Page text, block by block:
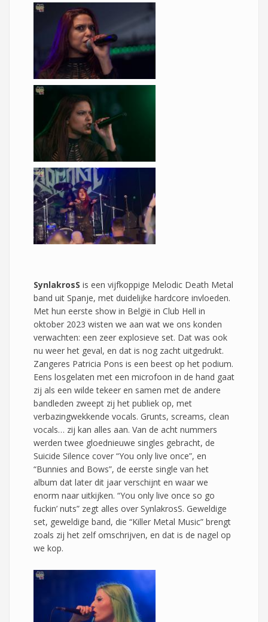
SynlakrosS is een vijfkoppige Melodic Death Metal
band uit Spanje, met duidelijke hardcore invloeden.
Met hun eerste show in België in Club Hell in
oktober 2023 wisten we aan wat we ons konden
verwachten: een zeer explosieve set. Dat was ook
nu weer het geval, en dat is nog zacht uitgedrukt.
Zangeres Patricia Pons is een beest op het podium.
Eens losgelaten met een microfoon in de hand gaat
zij als een wilde tekeer en samen met de andere
bandleden zweept zij het publiek op, met
verbazingwekkende vocals. Grunts, screams, clean
vocals… zij kan alles aan. Van de acht nummers
werden twee gloednieuwe singles gebracht, de
Suicide Silence cover “You only live once”, en
“Bunnies and Bows”, de eerste single van het
album dat later dit jaar verschijnt en waar we
enorm naar uitkijken. “You only live once so go
fuckin’ nuts” zegt alles over SynlakrosS. Geweldige
set, geweldige band, die “Killer Metal Music” brengt
zoals zij het zelf omschrijven, en dat is de nagel op
we kop.